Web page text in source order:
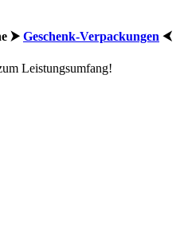
⮞ Geschenk-Verpackungen ⮜
Leistungsumfang!